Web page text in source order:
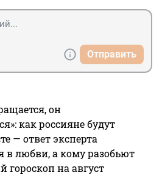
Отправить
он
как россияне будут
— ответ эксперта
в любви, а кому разобьют
гороскоп на август